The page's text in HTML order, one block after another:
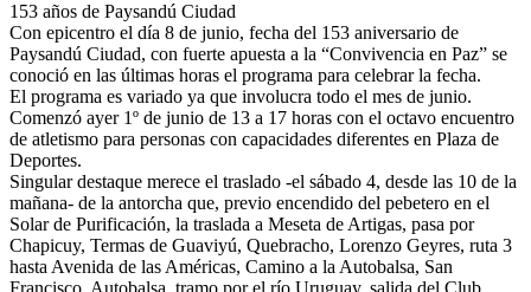
153 años de Paysandú Ciudad
Con epicentro el día 8 de junio, fecha del 153 aniversario de
Paysandú Ciudad, con fuerte apuesta a la “Convivencia en Paz” se
conoció en las últimas horas el programa para celebrar la fecha.
El programa es variado ya que involucra todo el mes de junio.
Comenzó ayer 1º de junio de 13 a 17 horas con el octavo encuentro
de atletismo para personas con capacidades diferentes en Plaza de
Deportes.
Singular destaque merece el traslado -el sábado 4, desde las 10 de la
mañana- de la antorcha que, previo encendido del pebetero en el
Solar de Purificación, la traslada a Meseta de Artigas, pasa por
Chapicuy, Termas de Guaviyú, Quebracho, Lorenzo Geyres, ruta 3
hasta Avenida de las Américas, Camino a la Autobalsa, San
Francisco, Autobalsa, tramo por el río Uruguay, salida del Club